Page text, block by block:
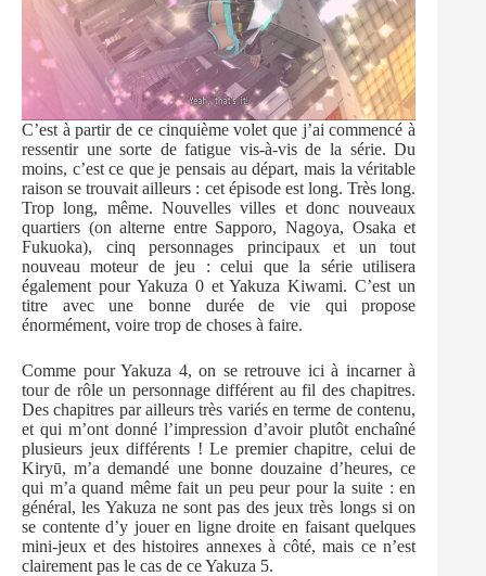
C’est à partir de ce cinquième volet que j’ai commencé à
ressentir une sorte de fatigue vis-à-vis de la série. Du
moins, c’est ce que je pensais au départ, mais la véritable
raison se trouvait ailleurs : cet épisode est long. Très long.
Trop long, même. Nouvelles villes et donc nouveaux
quartiers (on alterne entre Sapporo, Nagoya, Osaka et
Fukuoka), cinq personnages principaux et un tout
nouveau moteur de jeu : celui que la série utilisera
également pour Yakuza 0 et Yakuza Kiwami. C’est un
titre avec une bonne durée de vie qui propose
énormément, voire trop de choses à faire.
Comme pour Yakuza 4, on se retrouve ici à incarner à
tour de rôle un personnage différent au fil des chapitres.
Des chapitres par ailleurs très variés en terme de contenu,
et qui m’ont donné l’impression d’avoir plutôt enchaîné
plusieurs jeux différents ! Le premier chapitre, celui de
Kiryū, m’a demandé une bonne douzaine d’heures, ce
qui m’a quand même fait un peu peur pour la suite : en
général, les Yakuza ne sont pas des jeux très longs si on
se contente d’y jouer en ligne droite en faisant quelques
mini-jeux et des histoires annexes à côté, mais ce n’est
clairement pas le cas de ce Yakuza 5.